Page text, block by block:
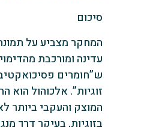
סיכום
המחקר מצביע על
עדינה ומורכבת
ש”חומרים
זוגיות”. אלכוהול
המוצק והעקבי ביותר
בזוגיות, בעיקר דרך